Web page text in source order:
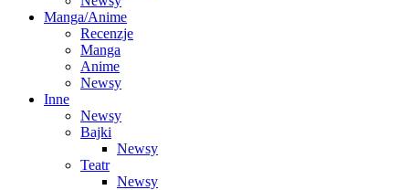
Manga/Anime
Recenzje
Manga
Anime
Newsy
Inne
Newsy
Bajki
Newsy
Teatr
Newsy